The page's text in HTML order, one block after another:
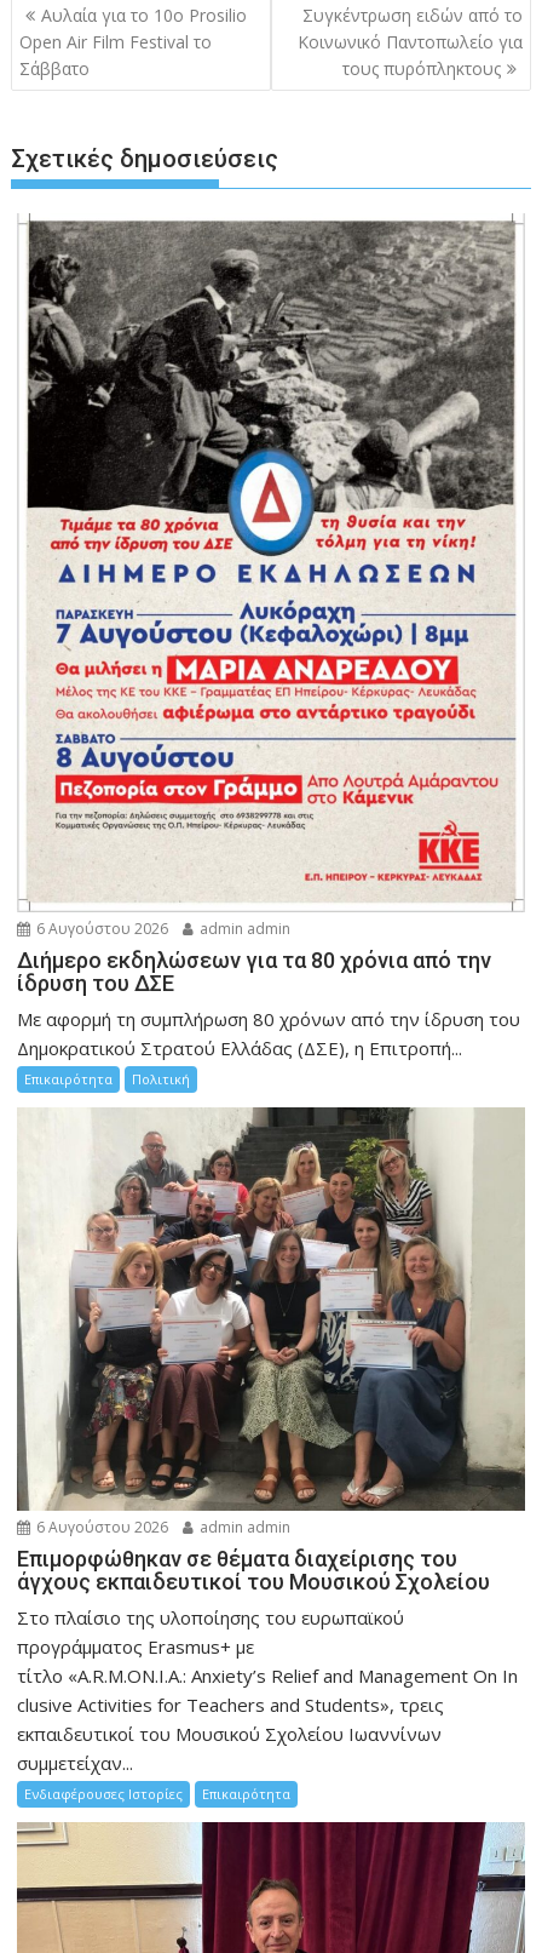
Πλοήγηση
άρθρων
Αυλαία για το 10ο Prosilio
Open Αir Film Festival το
Σάββατο
Συγκέντρωση ειδών από το
Κοινωνικό Παντοπωλείο για
τους πυρόπληκτους
Σχετικές δημοσιεύσεις
6 Αυγούστου 2026 admin admin
Διήμερο εκδηλώσεων για τα 80 χρόνια από την
ίδρυση του ΔΣΕ
Με αφορμή τη συμπλήρωση 80 χρόνων από την ίδρυση του
Δημοκρατικού Στρατού Ελλάδας (ΔΣΕ), η Επιτροπή...
Επικαιρότητα Πολιτική
6 Αυγούστου 2026 admin admin
Eπιμορφώθηκαν σε θέματα διαχείρισης του
άγχους εκπαιδευτικοί του Μουσικού Σχολείου
Στο πλαίσιο της υλοποίησης του ευρωπαϊκού
προγράμματος Erasmus+ με
τίτλο «A.R.M.ON.I.A.: Anxiety’s Relief and Management On In
clusive Activities for Teachers and Students», τρεις
εκπαιδευτικοί του Μουσικού Σχολείου Ιωαννίνων
συμμετείχαν...
Ενδιαφέρουσες Ιστορίες Επικαιρότητα